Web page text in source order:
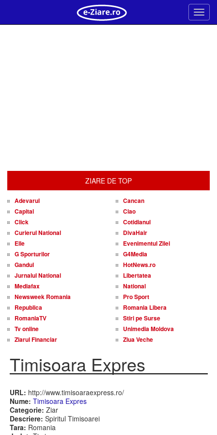
Meniu
ZIARE DE TOP
Adevarul
Cancan
Capital
Ciao
Click
Cotidianul
Curierul National
DivaHair
Elle
Evenimentul Zilei
G Sporturilor
G4Media
Gandul
HotNews.ro
Jurnalul National
Libertatea
Mediafax
National
Newsweek Romania
Pro Sport
Republica
Romania Libera
RomaniaTV
Stiri pe Surse
Tv online
Unimedia Moldova
Ziarul Financiar
Ziua Veche
Timisoara Expres
URL: http://www.timisoaraexpress.ro/
Nume: Timisoara Expres
Categorie: Ziar
Descriere: Spiritul Timisoarei
Tara: Romania